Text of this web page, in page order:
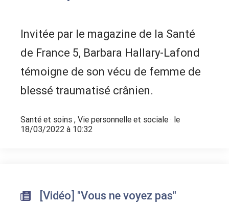
Invitée par le magazine de la Santé
de France 5, Barbara Hallary-Lafond
témoigne de son vécu de femme de
blessé traumatisé crânien.
Santé et soins , Vie personnelle et sociale · le
18/03/2022 à 10:32
[Vidéo] "Vous ne voyez pas"